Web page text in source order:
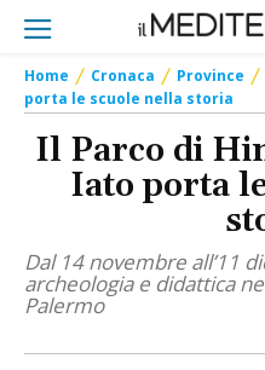
Home Cronaca Province
porta le scuole nella storia
Il Parco di
Iato porta
Dal 14 novembre all’11
archeologia e didattica
Palermo